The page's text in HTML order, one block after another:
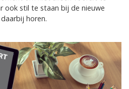
ook stil te staan bij de nieuwe
horen.